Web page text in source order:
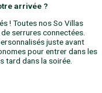
arrivée ?
! Toutes nos So Villas
serrures connectées.
juste avant
pour entrer dans les
tard dans la soirée.